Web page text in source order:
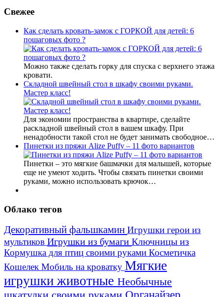
Свежее
Как сделать кровать-замок с ГОРКОЙ для детей: 6
пошаговых фото ?
Можно также сделать горку для спуска с верхнего этажа
кровати.
Складной швейный стол в шкафу своими руками.
Мастер класс!
Для экономии пространства в квартире, сделайте
раскладной швейный стол в вашем шкафу. При
ненадобности такой стол не будет занимать свободное…
Пинетки из пряжи Alize Puffy – 11 фото вариантов
Пинетки – это мягкие башмачки для малышей, которые
еще не умеют ходить. Чтобы связать пинетки своими
руками, можно использовать крючок…
Облако тегов
Декоративный фальшкамин Игрушки герои из
мультиков Игрушки из бумаги Ключницы из
Кормушка для птиц своими руками Косметичка
КошелекМобиль на кроватку Мягкие
игрушки животные Необычные